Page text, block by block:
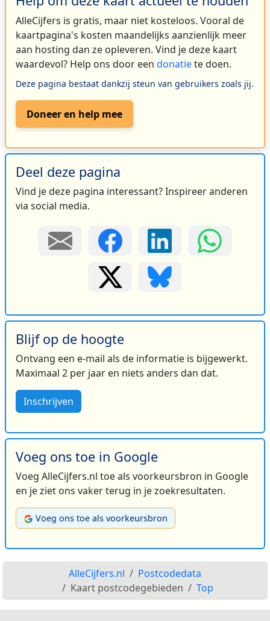
AlleCijfers is gratis, maar niet kosteloos. Vooral de
kaartpagina's kosten maandelijks aanzienlijk meer
aan hosting dan ze opleveren. Vind je deze kaart
waardevol? Help ons door een donatiete doen.
Deze pagina bestaat dankzij steun van gebruikers zoals jij.
Doneer en help mee
Deel deze pagina
Vind je deze pagina interessant? Inspireer anderen
via social media.
Blijf op de hoogte
Ontvang een e-mail als de informatie is bijgewerkt.
Maximaal 2 per jaar en niets anders dan dat.
Inschrijven
Voeg ons toe in Google
Voeg AlleCijfers.nl toe als voorkeursbron in Google
en je ziet ons vaker terug in je zoekresultaten.
Voeg ons toe als voorkeursbron
AlleCijfers.nl
Postcodedata
Kaart postcodegebieden
Top